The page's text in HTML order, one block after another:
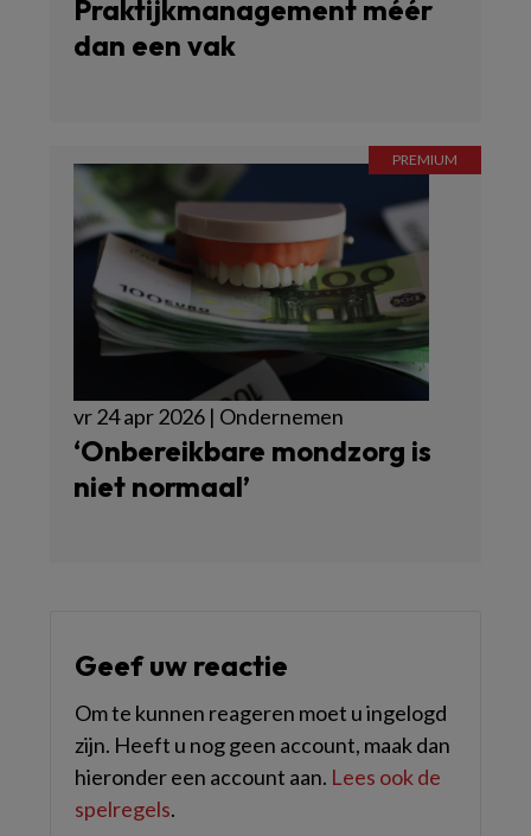
Praktijkmanagement méér
dan een vak
vr 24 apr 2026 | Ondernemen
‘Onbereikbare mondzorg is
niet normaal’
Geef uw reactie
Om te kunnen reageren moet u ingelogd
zijn. Heeft u nog geen account, maak dan
hieronder een account aan. Lees ook de
spelregels.